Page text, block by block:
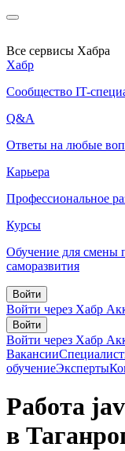
Все сервисы Хабра
Хабр
Сообщество IT-
Q&A
Ответы на любые
Карьера
Профессиональное
Курсы
Обучение для смены
саморазвития
Войти
Войти через Хабр
Войти
Войти через Хабр
Вакансии
обучениеЭксперты
Работа
в